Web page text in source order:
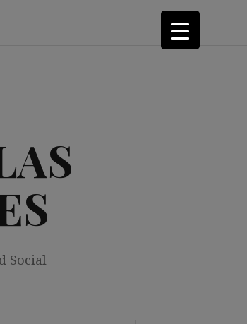
Social